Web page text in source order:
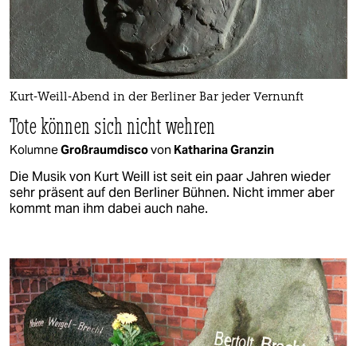
Kurt-Weill-Abend in der Berliner Bar jeder Vernunft
Tote können sich nicht wehren
KolumneGroßraumdiscovon Katharina Granzin
Die Musik von Kurt Weill ist seit ein paar Jahren wieder
sehr präsent auf den Berliner Bühnen. Nicht immer aber
kommt man ihm dabei auch nahe.